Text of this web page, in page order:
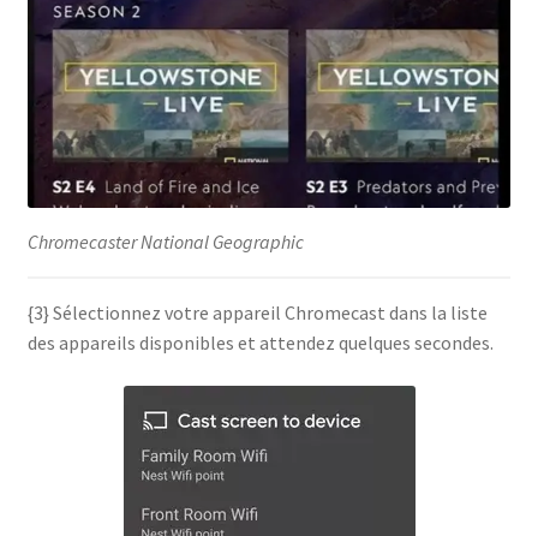
Chromecaster National Geographic
{3} Sélectionnez votre appareil Chromecast dans la liste
des appareils disponibles et attendez quelques secondes.